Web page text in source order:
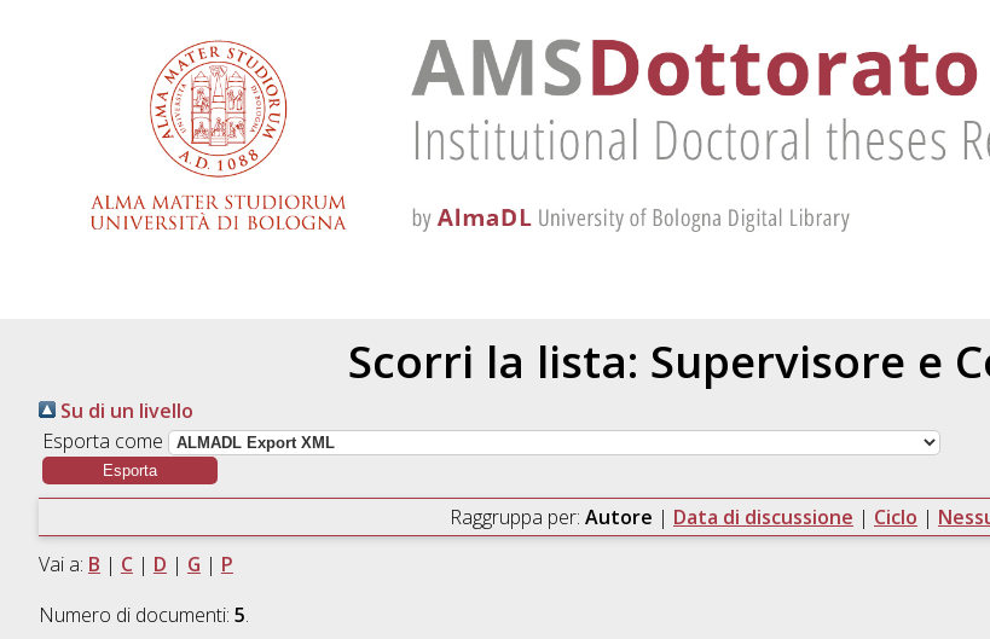
Scorri la lista: Supervisore e
Su di un livello
Esporta come
Raggruppa per: Autore | Data di discussione | Ciclo |
Vai a: B | C| D | G | P
Numero di documenti: 5.